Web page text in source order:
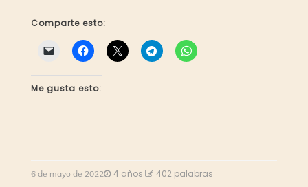
Comparte esto:
Me gusta esto:
6 de mayo de 2022 4 años 402 palabras